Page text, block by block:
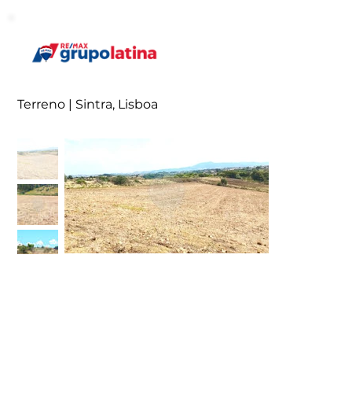
Terreno | Sintra, Lisboa